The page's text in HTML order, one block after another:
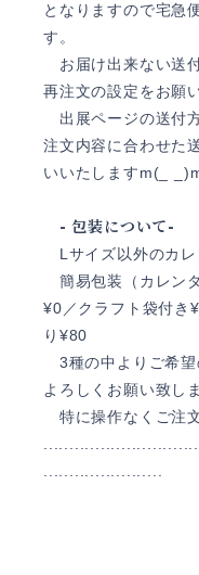
となりますので宅急
す。
お届け出来ない送
再注文の設定をお願
出展ページの送付
注文内容に合わせた
いいたしますm(_
- 包装について-
Lサイズ以外のカ
簡易包装（カレン
¥0／クラフト袋付き
り¥80
3種の中よりご希望
よろしくお願い致し
特に操作なくご注